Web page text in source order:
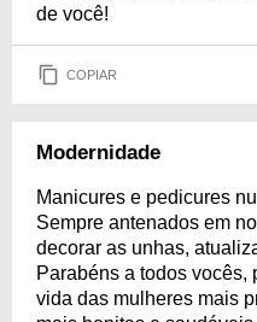
de você!
COPIAR
Modernidade
Manicures e pedicures
Sempre antenados em
decorar as unhas,
Parabéns a todos vocês,
vida das mulheres mais